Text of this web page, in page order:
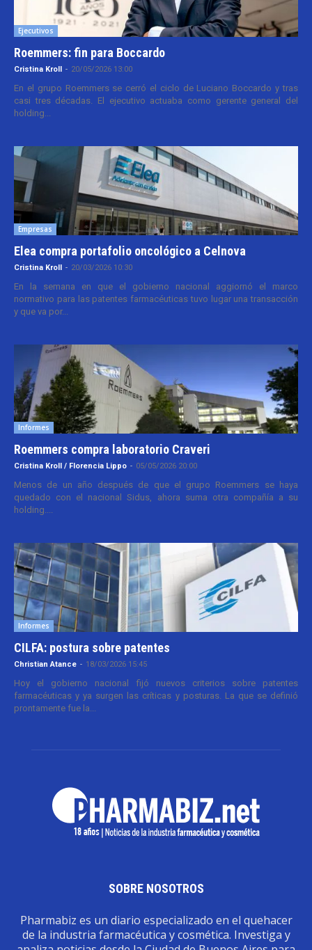
Ejecutivos
Roemmers: fin para Boccardo
Cristina Kroll - 20/05/2026 13:00
En el grupo Roemmers se cerró el ciclo de Luciano Boccardo y tras
casi tres décadas. El ejecutivo actuaba como gerente general del
holding...
Empresas
Elea compra portafolio oncológico a Celnova
Cristina Kroll - 20/03/2026 10:30
En la semana en que el gobierno nacional aggiornó el marco
normativo para las patentes farmacéuticas tuvo lugar una transacción
y que va por...
Informes
Roemmers compra laboratorio Craveri
Cristina Kroll / Florencia Lippo - 05/05/2026 20:00
Menos de un año después de que el grupo Roemmers se haya
quedado con el nacional Sidus, ahora suma otra compañía a su
holding....
Informes
CILFA: postura sobre patentes
Christian Atance - 18/03/2026 15:45
Hoy el gobierno nacional fijó nuevos criterios sobre patentes
farmacéuticas y ya surgen las críticas y posturas. La que se definió
prontamente fue la...
SOBRE NOSOTROS
Pharmabiz es un diario especializado en el quehacer
de la industria farmacéutica y cosmética. Investiga y